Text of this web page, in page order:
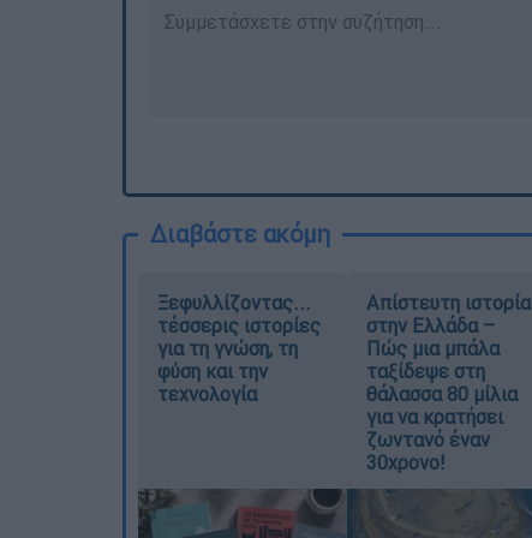
Διαβάστε ακόμη
Ξεφυλλίζοντας...
τέσσερις ιστορίες
για τη γνώση, τη
φύση και την
τεχνολογία
Απίστευτη ιστορία
στην Ελλάδα –
Πώς μια μπάλα
ταξίδεψε στη
θάλασσα 80 μίλια
για να κρατήσει
ζωντανό έναν
30χρονο!